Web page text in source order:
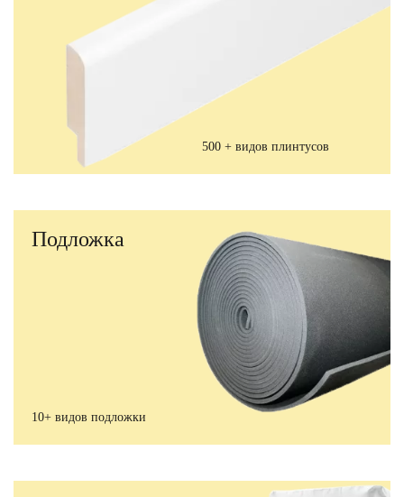
500 + видов плинтусов
Подложка
10+ видов подложки